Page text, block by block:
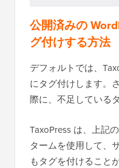
公開済みの
グ付けする方法
デフォルトでは、
にタグ付けします。
際に、不足している
TaxoPress は、上記
タームを使用して、
もタグを付けること